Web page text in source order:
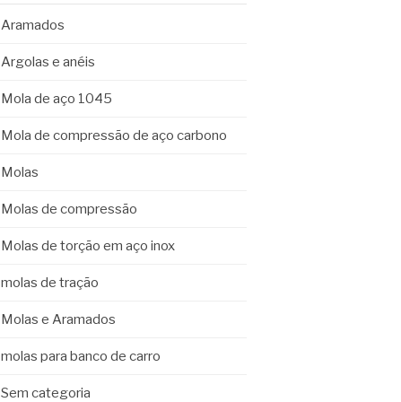
Aramados
Argolas e anéis
Mola de aço 1045
Mola de compressão de aço carbono
Molas
Molas de compressão
Molas de torção em aço inox
molas de tração
Molas e Aramados
molas para banco de carro
Sem categoria